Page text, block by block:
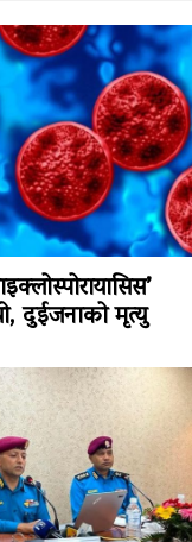
दुईजनाको मृत्यु